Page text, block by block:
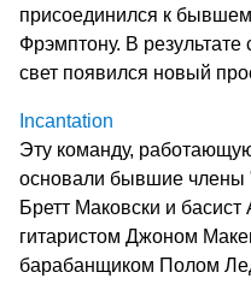
присоединился к
Фрэмптону. В
свет появился новый
Incantation
Эту команду,
основали бывшие члены
Бретт Маковски и
гитаристом Джоном
барабанщиком Полом